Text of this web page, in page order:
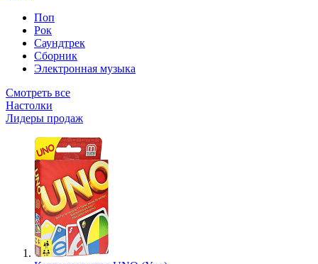
Поп
Рок
Саундтрек
Сборник
Электронная музыка
Смотреть все
Настолки
Лидеры продаж